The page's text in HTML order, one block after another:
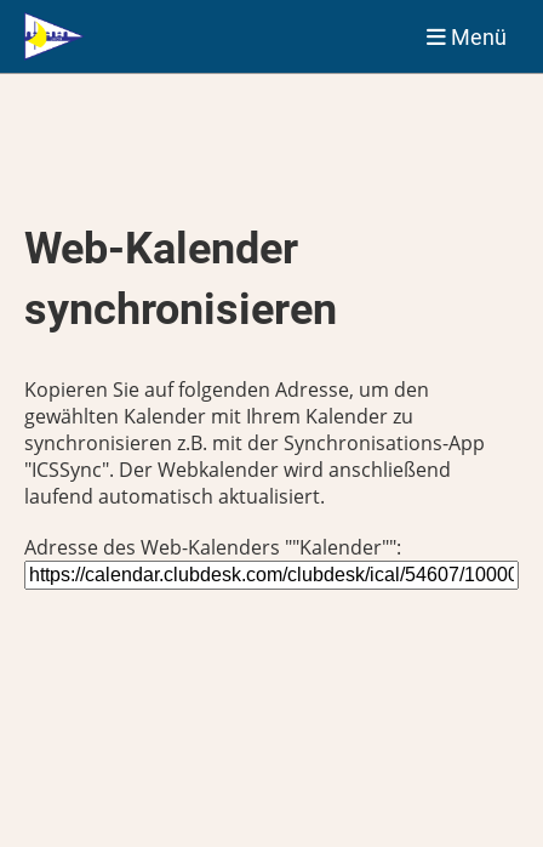
Menü
Web-Kalender
synchronisieren
Kopieren Sie auf folgenden Adresse, um den
gewählten Kalender mit Ihrem Kalender zu
synchronisieren z.B. mit der Synchronisations-App
"ICSSync". Der Webkalender wird anschließend
laufend automatisch aktualisiert.
Adresse des Web-Kalenders ""Kalender"":